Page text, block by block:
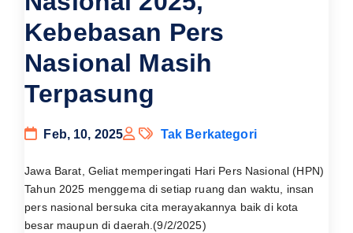
Kebebasan Pers
Nasional Masih
Terpasung
Feb, 10, 2025 Tak Berkategori
Jawa Barat, Geliat memperingati Hari Pers Nasional (HPN)
Tahun 2025 menggema di setiap ruang dan waktu, insan
pers nasional bersuka cita merayakannya baik di kota
besar maupun di daerah.(9/2/2025)